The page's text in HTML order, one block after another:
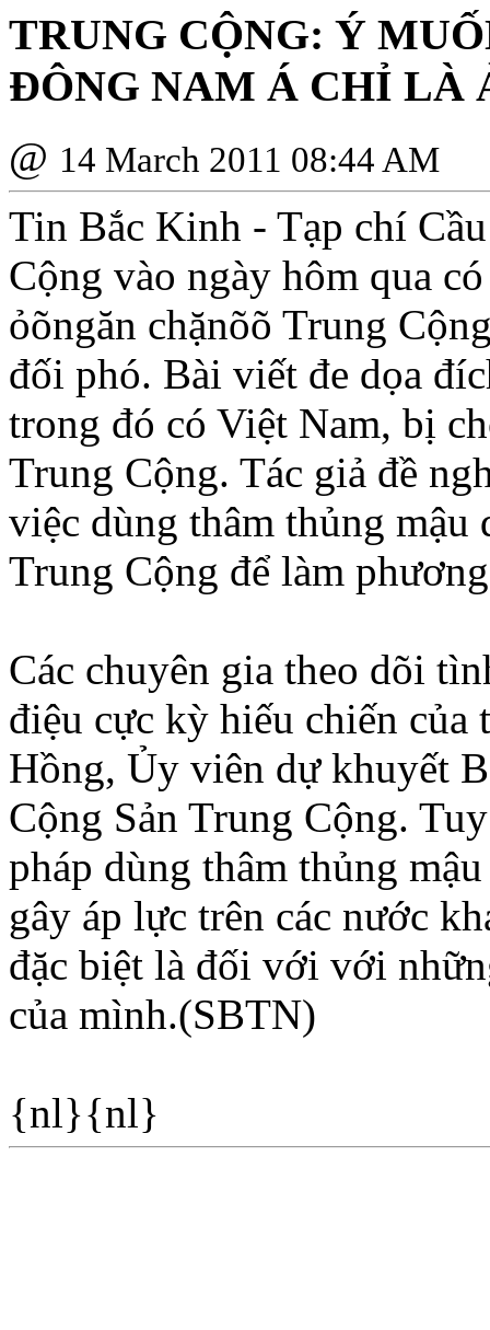
TRUNG CỘNG: Ý
ÐÔNG NAM Á CHỈ LÀ
@ 14 March 2011 08:44 AM
Tin Bắc Kinh - Tạp chí
Cộng vào ngày hôm qua
ỏõngăn chặnõõ Trung
đối phó. Bài viết đe dọa
trong đó có Việt Nam, bị
Trung Cộng. Tác giả đề
việc dùng thâm thủng
Trung Cộng để làm
Các chuyên gia theo dõi
điệu cực kỳ hiếu chiến của
Hồng, Ủy viên dự khuyết
Cộng Sản Trung Cộng.
pháp dùng thâm thủng
gây áp lực trên các nước
đặc biệt là đối với với
của mình.(SBTN)
{nl}{nl}